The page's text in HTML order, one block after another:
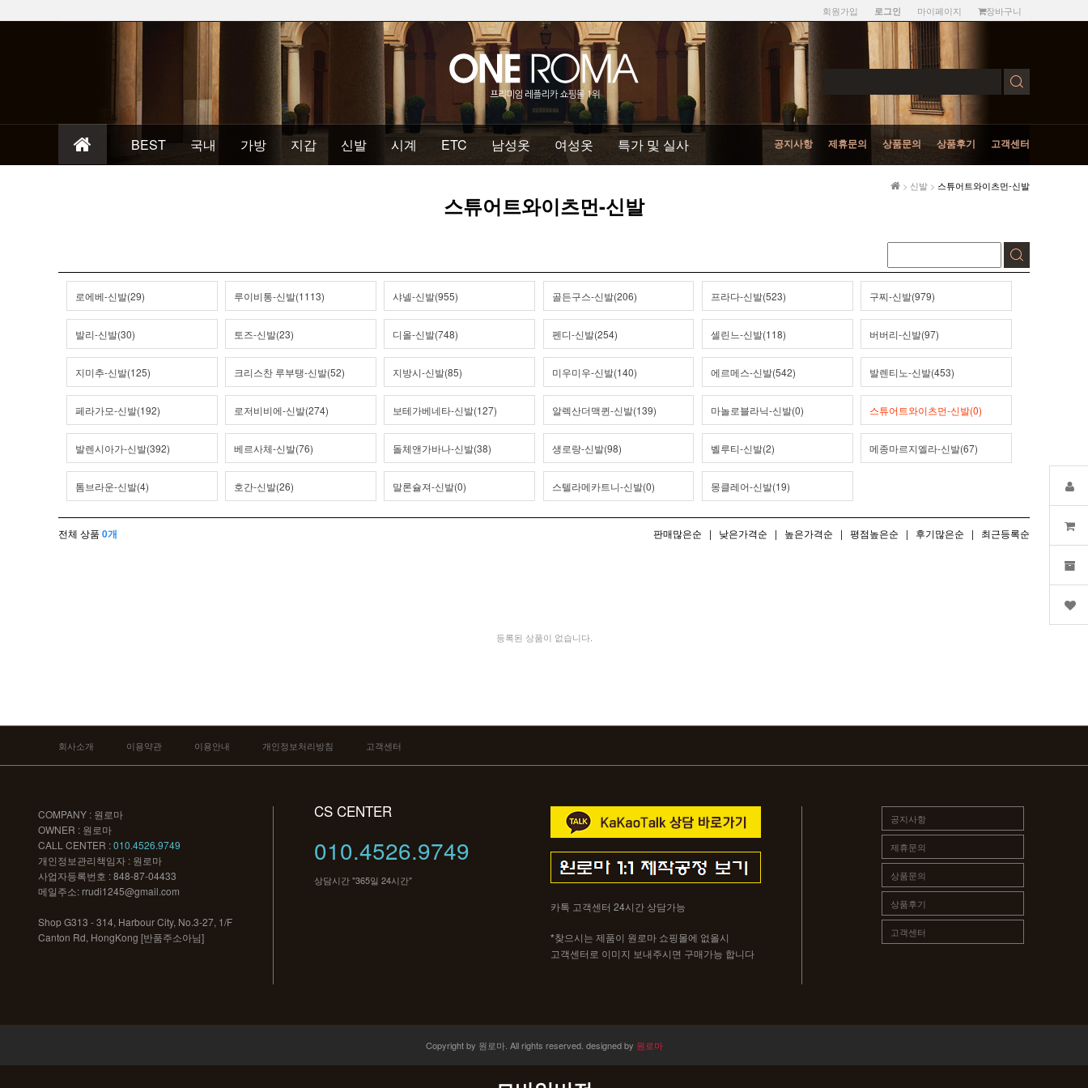
회원가입 로그인 마이페이지 장바구니
BEST 국내 가방 지갑 신발 시계 ETC 남성옷 여성옷 특가 및 실사 공지사항 제휴문의 상품문의 상품후기 고객센터
스튜어트와이츠먼-신발
> 신발 > 스튜어트와이츠먼-신발
로에베-신발(29) 루이비통-신발(1113) 샤넬-신발(955) 골든구스-신발(206) 프라다-신발(523) 구찌-신발(979)
발리-신발(30) 토즈-신발(23) 디올-신발(748) 펜디-신발(254) 셀린느-신발(118) 버버리-신발(97)
지미추-신발(125) 크리스찬 루부탱-신발(52) 지방시-신발(85) 미우미우-신발(140) 에르메스-신발(542) 발렌티노-신발(453)
페라가모-신발(192) 로저비비에-신발(274) 보테가베네타-신발(127) 알렉산더맥퀸-신발(139) 마놀로블라닉-신발(0) 스튜어트와이츠먼-신발(0)
발렌시아가-신발(392) 베르사체-신발(76) 돌체앤가바나-신발(38) 생로랑-신발(98) 벨루티-신발(2) 메종마르지엘라-신발(67)
톰브라운-신발(4) 호간-신발(26) 말론슐져-신발(0) 스텔라메카트니-신발(0) 몽클레어-신발(19)
전체 상품 0개 판매많은순 | 낮은가격순 | 높은가격순 | 평점높은순 | 후기많은순 | 최근등록순
등록된 상품이 없습니다.
회사소개 이용약관 이용안내 개인정보처리방침 고객센터
COMPANY : 원로마
OWNER : 원로마
CALL CENTER :010.4526.9749
개인정보관리책임자 : 원로마
사업자등록번호 : 848-87-04433
메일주소: rrudi1245@gmail.com
Shop G313 - 314, Harbour City, No.3-27, 1/F
Canton Rd, HongKong [반품주소아님]
CS CENTER
010.4526.9749
상담시간 "365일 24시간"
카톡 고객센터 24시간 상담가능
*찾으시는 제품이 원로마 쇼핑몰에 없올시
고객센터로 이미지 보내주시면 구매가능 합니다
공지사항
제휴문의
상품문의
상품후기
고객센터
Copyright by 원로마. All rights reserved. designed by 원로마